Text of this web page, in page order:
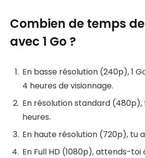
Combien de temps
avec 1 Go ?
En basse résolution (240p), 1
4 heures de visionnage.
En résolution standard
heures.
En haute résolution (720p), tu
En Full HD (1080p), attends-